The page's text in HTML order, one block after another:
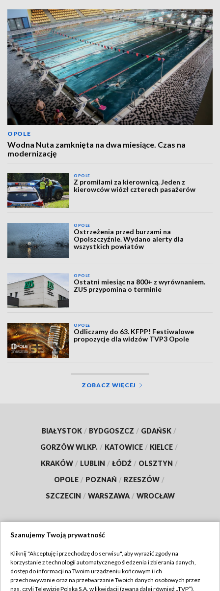
OPOLE
Wodna Nuta zamknięta na dwa miesiące. Czas na
modernizację
OPOLE
Z promilami za kierownicą. Jeden z
kierowców wiózł czterech pasażerów
OPOLE
Ostrzeżenia przed burzami na
Opolszczyźnie. Wydano alerty dla
wszystkich powiatów
OPOLE
Ostatni miesiąc na 800+ z wyrównaniem.
ZUS przypomina o terminie
OPOLE
Odliczamy do 63. KFPP! Festiwalowe
propozycje dla widzów TVP3 Opole
ZOBACZ WIĘCEJ
BIAŁYSTOK / BYDGOSZCZ / GDAŃSK /
GORZÓW WLKP. / KATOWICE / KIELCE /
KRAKÓW / LUBLIN / ŁÓDŹ / OLSZTYN /
OPOLE / POZNAŃ / RZESZÓW /
SZCZECIN / WARSZAWA / WROCŁAW
TVP
Abonament TVP
Regulamin TVP
Szanujemy Twoją prywatność
Kliknij "Akceptuję i przechodzę do serwisu", aby wyrazić zgody na
korzystanie z technologii automatycznego śledzenia i zbierania danych,
dostęp do informacji na Twoim urządzeniu końcowym i ich
przechowywanie oraz na przetwarzanie Twoich danych osobowych przez
nas, czyli Telewizję Polską S.A. w likwidacji (zwaną dalej również „TVP”),